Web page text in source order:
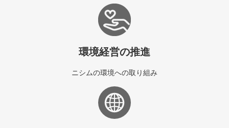
環境経営の推進
ニシムの環境への取り組み